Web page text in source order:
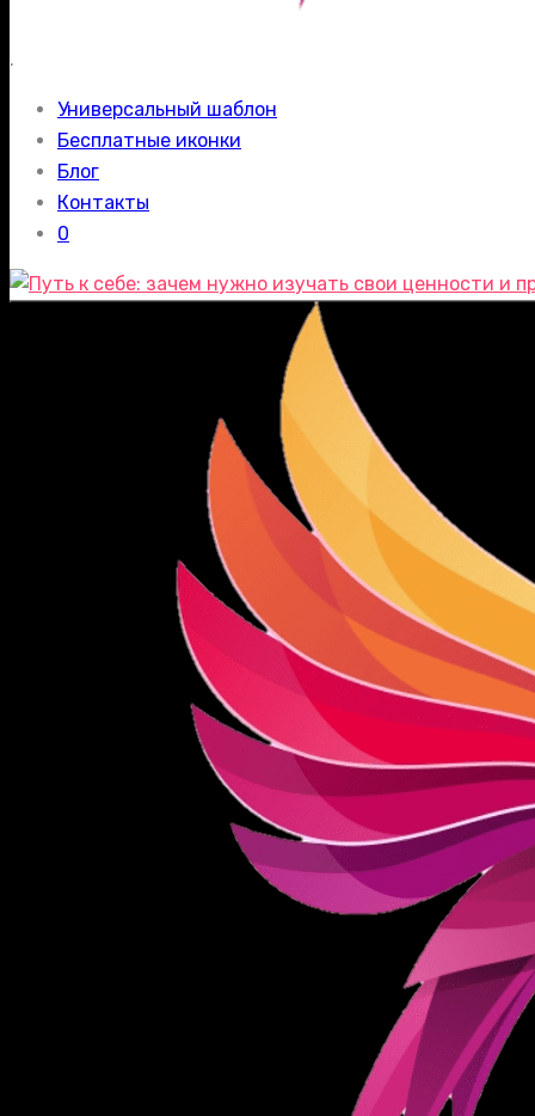
.
Универсальный шаблон
Бесплатные иконки
Блог
Контакты
0